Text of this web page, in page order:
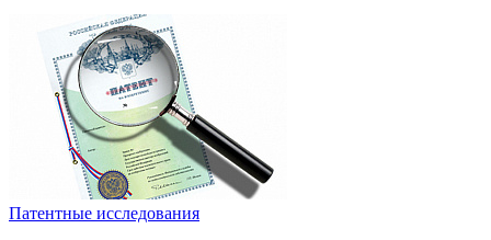
Патентные исследования